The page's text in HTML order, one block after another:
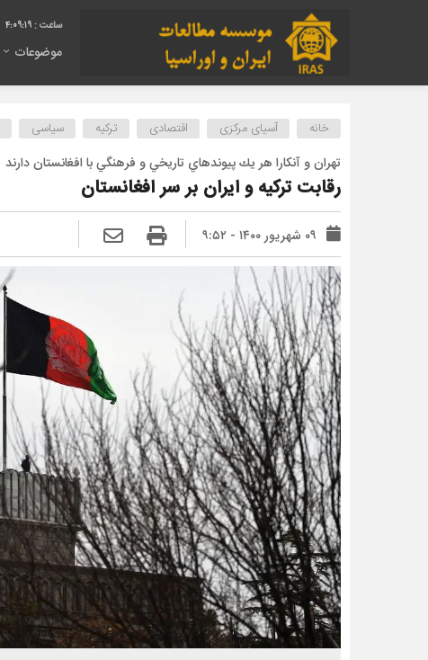
4:09:20
موضوعات
خانه آسیای مرکزی اقتصادی ترکیه سیاسی
تهران و آنكارا هر يك پيوند‌هاي تاريخي و فرهنگي با افغانستان دارند
رقابت ترکیه و ایران بر سر افغانستان
۰۹ شهریور ۱۴۰۰ - ۹:۵۲